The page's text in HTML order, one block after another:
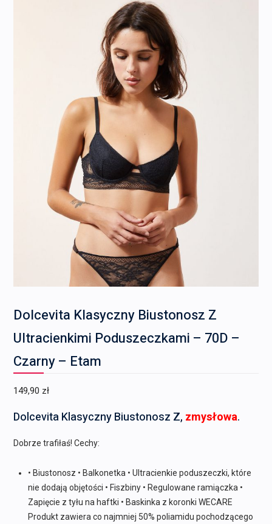
Dolcevita Klasyczny Biustonosz Z
Ultracienkimi Poduszeczkami – 70D –
Czarny – Etam
149,90 zł
Dolcevita Klasyczny Biustonosz Z, zmysłowa.
Dobrze trafiłaś! Cechy:
• Biustonosz • Balkonetka • Ultracienkie poduszeczki, które
nie dodają objętości • Fiszbiny • Regulowane ramiączka •
Zapięcie z tyłu na haftki • Baskinka z koronki WECARE
Produkt zawiera co najmniej 50% poliamidu pochodzącego